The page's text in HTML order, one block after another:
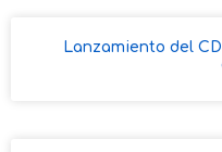
Lanzamiento del